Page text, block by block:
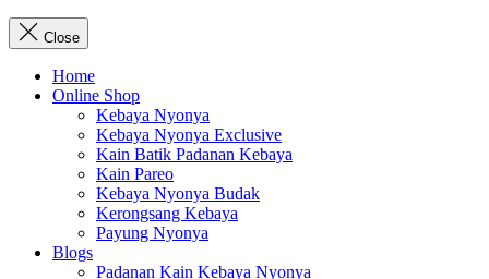
Close
Home
Online Shop
Kebaya Nyonya
Kebaya Nyonya Exclusive
Kain Batik Padanan Kebaya
Kain Pareo
Kebaya Nyonya Budak
Kerongsang Kebaya
Payung Nyonya
Blogs
Padanan Kain Kebaya Nyonya